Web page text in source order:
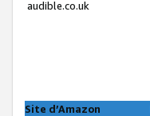
audible.co.uk
Site d’Amazon